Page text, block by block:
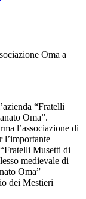
Oma a
“Fratelli
Oma”.
l’associazione di
l’importante
Musetti di
medievale di
Oma”
dei Mestieri